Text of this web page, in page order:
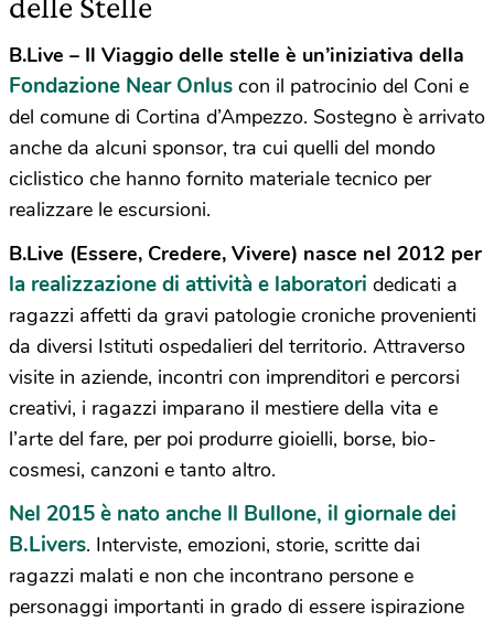
B.Live – Il Viaggio delle stelle è un’iniziativa della
Fondazione Near Onlus con il patrocinio del Coni e
del comune di Cortina d’Ampezzo. Sostegno è arrivato
anche da alcuni sponsor, tra cui quelli del mondo
ciclistico che hanno fornito materiale tecnico per
realizzare le escursioni.
B.Live (Essere, Credere, Vivere) nasce nel 2012 per
la realizzazione di attività e laboratori dedicati a
ragazzi affetti da gravi patologie croniche provenienti
da diversi Istituti ospedalieri del territorio. Attraverso
visite in aziende, incontri con imprenditori e percorsi
creativi, i ragazzi imparano il mestiere della vita e
l’arte del fare, per poi produrre gioielli, borse, bio-
cosmesi, canzoni e tanto altro.
Nel 2015 è nato anche Il Bullone, il giornale dei
B.Livers. Interviste, emozioni, storie, scritte dai
ragazzi malati e non che incontrano persone e
personaggi importanti in grado di essere ispirazione